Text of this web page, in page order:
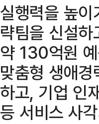
실행력을 높
략팀을 신설
약 130억원
맞춤형 생애
하고, 기업 인
등 서비스 사